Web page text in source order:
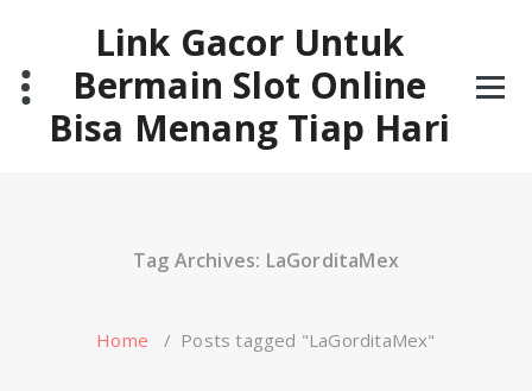
Link Gacor Untuk
Bermain Slot Online
Bisa Menang Tiap Hari
Tag Archives: LaGorditaMex
Home / Posts tagged "LaGorditaMex"